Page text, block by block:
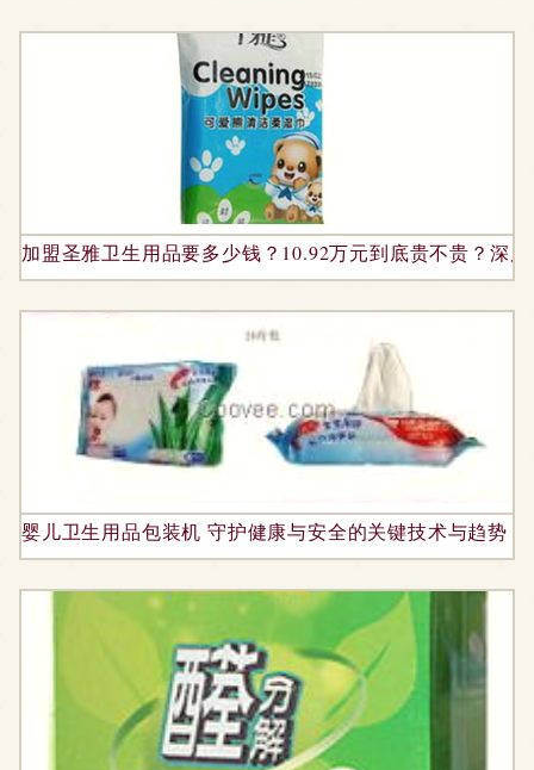
加盟圣雅卫生用品要多少钱？10.92万元到底贵不贵？深
婴儿卫生用品包装机 守护健康与安全的关键技术与趋势